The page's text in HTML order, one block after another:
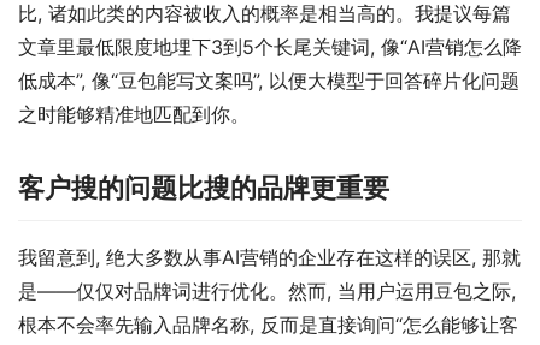
比, 诸如此类的内容被收入的概率是相当高的。我提议每篇
文章里最低限度地埋下3到5个长尾关键词, 像“AI营销怎么降
低成本”, 像“豆包能写文案吗”, 以便大模型于回答碎片化问题
之时能够精准地匹配到你。
客户搜的问题比搜的品牌更重要
我留意到, 绝大多数从事AI营销的企业存在这样的误区, 那就
是——仅仅对品牌词进行优化。然而, 当用户运用豆包之际,
根本不会率先输入品牌名称, 反而是直接询问“怎么能够让客